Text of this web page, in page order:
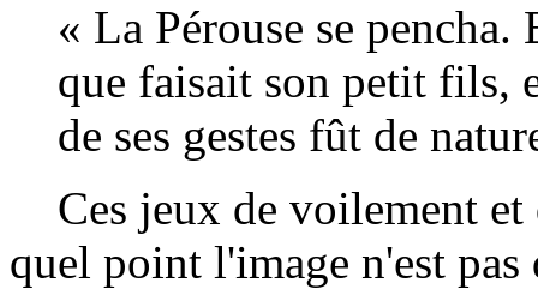
« La Pérouse se
que faisait son petit fils,
de ses gestes fût de
Ces jeux de voilement et
quel point l'image n'est